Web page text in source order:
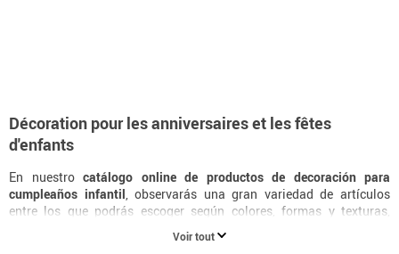
Décoration pour les anniversaires et les fêtes
d'enfants
En nuestro catálogo online de productos de decoración para
cumpleaños infantil, observarás una gran variedad de artículos
entre los que podrás escoger según colores, formas y texturas,
siempre con la mejor calidad. Para la
, tendrás las tradicionales velas, vasos, platos,
Voir tout